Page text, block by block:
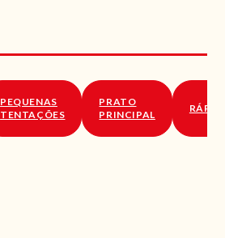
PEQUENAS
TENTAÇÕES
PRATO
PRINCIPAL